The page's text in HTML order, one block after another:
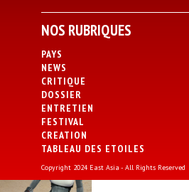
NOS RUBRIQUES
PAYS
NEWS
CRITIQUE
DOSSIER
ENTRETIEN
FESTIVAL
CREATION
TABLEAU DES ETOILES
Copyright 2024 East Asia - All Rights Reserved